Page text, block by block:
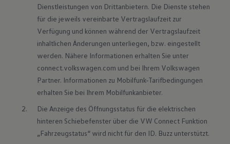
Dienstleistungen von Drittanbietern. Die Dienste stehen
für die jeweils vereinbarte Vertragslaufzeit zur
Verfügung und können während der Vertragslaufzeit
inhaltlichen Änderungen unterliegen, bzw. eingestellt
werden. Nähere Informationen erhalten Sie unter
connect.volkswagen.com und bei Ihrem Volkswagen
Partner. Informationen zu Mobilfunk-Tarifbedingungen
erhalten Sie bei Ihrem Mobilfunkanbieter.
Die Anzeige des Öffnungsstatus für die elektrischen
hinteren Schiebefenster über die VW Connect Funktion
„Fahrzeugstatus“ wird nicht für den ID. Buzz unterstützt.